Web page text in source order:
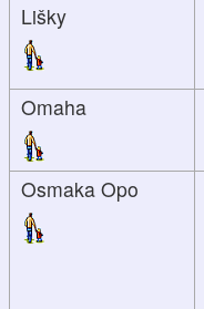
Lišky
Omaha
Osmaka Opo